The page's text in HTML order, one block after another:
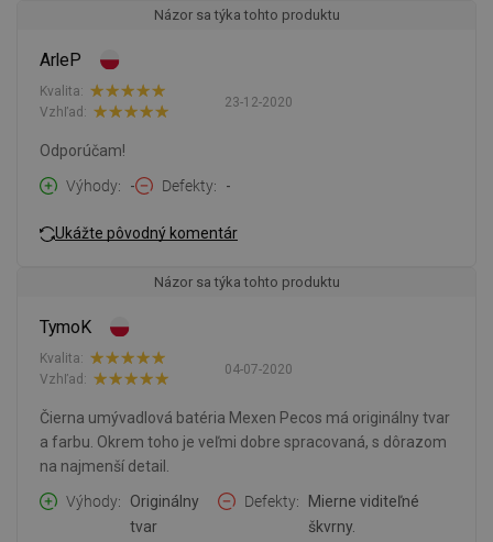
Názor sa týka tohto produktu
ArleP
23-12-2020
Kvalita:
Vzhľad:
Odporúčam!
Výhody
- Defekty -
Ukážte pôvodný komentár
Názor sa týka tohto produktu
TymoK
04-07-2020
Kvalita:
Vzhľad:
Čierna umývadlová batéria Mexen Pecos má originálny tvar
a farbu. Okrem toho je veľmi dobre spracovaná, s dôrazom
na najmenší detail.
Výhody
Originálny
tvar
Defekty
Mierne viditeľné
škvrny.